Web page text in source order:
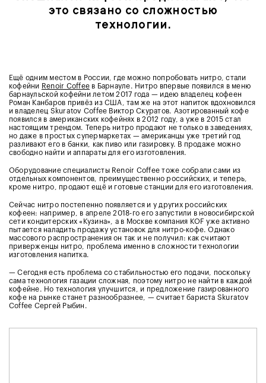
это связано со сложностью
технологии.
Ещё одним местом в России, где можно попробовать нитро, стали
кофейни Renoir Coffee в Барнауле. Нитро впервые появился в меню
барнаульской кофейни летом 2017 года — идею владелец кофеен
Роман Канбаров привёз из США, там же на этот напиток вдохновился
и владелец Skuratov Coffee Виктор Скуратов. Азотированный кофе
появился в американских кофейнях в 2012 году, а уже в 2015 стал
настоящим трендом. Теперь нитро продают не только в заведениях,
но даже в простых супермаркетах — американцы уже третий год
разливают его в банки, как пиво или газировку. В продаже можно
свободно найти и аппараты для его изготовления.
Оборудование специалисты Renoir Coffee тоже собрали сами из
отдельных компонентов, преимущественно российских, и теперь,
кроме нитро, продают ещё и готовые станции для его изготовления.
Сейчас нитро постепенно появляется и у других российских
кофеен: например, в апреле 2018-го его запустили в новосибирской
сети кондитерских «Кузина», а в Москве компания KOF уже активно
пытается наладить продажу установок для нитро-кофе. Однако
массового распространения он так и не получил: как считают
приверженцы нитро, проблема именно в сложности технологии
изготовления напитка.
— Сегодня есть проблема со стабильностью его подачи, поскольку
сама технология газации сложная, поэтому нитро не найти в каждой
кофейне. Но технология улучшится, и предложение газированного
кофе на рынке станет разнообразнее, — считает бариста Skuratov
Coffee Сергей Рыбин.